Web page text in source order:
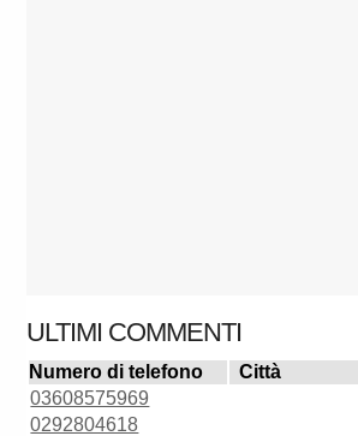
ULTIMI COMMENTI
Numero di telefono
Città
03608575969
0292804618